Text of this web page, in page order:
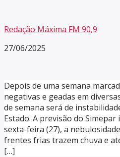
Redação Máxima FM 90,9
27/06/2025
Depois de uma semana
negativas e geadas em
de semana será de
Estado. A previsão do
sexta-feira (27), a
frentes frias trazem chuva e
[…]